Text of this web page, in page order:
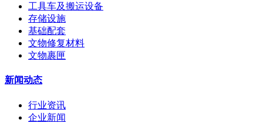
工具车及搬运设备
存储设施
基础配套
文物修复材料
文物裹匣
新闻动态
行业资讯
企业新闻